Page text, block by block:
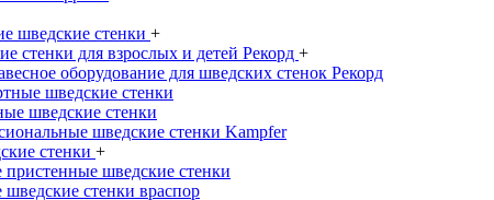
шведские стенки +
стенки для взрослых и детей Рекорд +
оборудование для шведских стенок Рекорд
шведские стенки
шведские стенки
шведские стенки Kampfer
стенки +
пристенные шведские стенки
шведские стенки враспор